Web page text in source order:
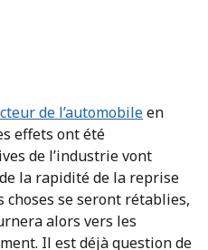
de l’automobileen
effets ont été
de l’industrie vont
la rapidité de la reprise
choses se seront rétablies,
alors vers les
Il est déjà question de